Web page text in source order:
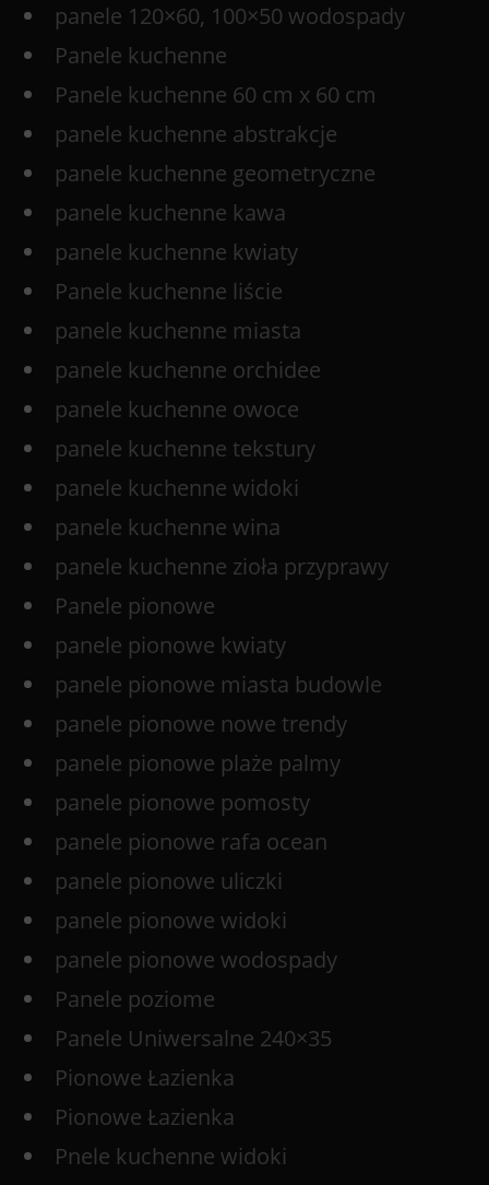
panele 120×60, 100×50 wodospady
Panele kuchenne
Panele kuchenne 60 cm x 60 cm
panele kuchenne abstrakcje
panele kuchenne geometryczne
panele kuchenne kawa
panele kuchenne kwiaty
Panele kuchenne liście
panele kuchenne miasta
panele kuchenne orchidee
panele kuchenne owoce
panele kuchenne tekstury
panele kuchenne widoki
panele kuchenne wina
panele kuchenne zioła przyprawy
Panele pionowe
panele pionowe kwiaty
panele pionowe miasta budowle
panele pionowe nowe trendy
panele pionowe plaże palmy
panele pionowe pomosty
panele pionowe rafa ocean
panele pionowe uliczki
panele pionowe widoki
panele pionowe wodospady
Panele poziome
Panele Uniwersalne 240×35
Pionowe Łazienka
Pionowe Łazienka
Pnele kuchenne widoki